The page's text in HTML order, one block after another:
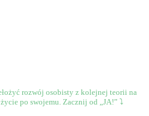
rozwój osobisty z kolejnej teorii na
po swojemu. Zacznij od „JA!” ⤵️